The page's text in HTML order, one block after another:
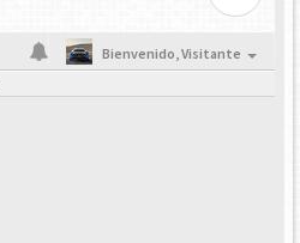
Bienvenido,Visitante